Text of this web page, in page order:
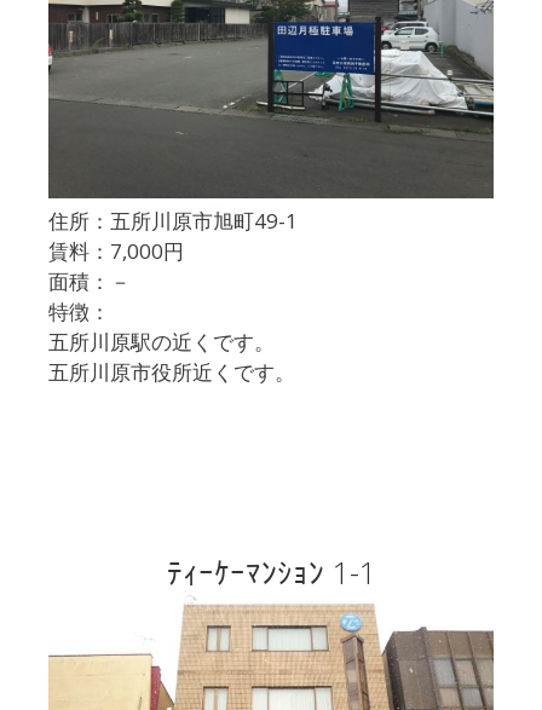
住所：五所川原市旭町49-1
賃料：7,000円
面積：－
特徴：
五所川原駅の近くです。
五所川原市役所近くです。
ﾃｨｰｹｰﾏﾝｼｮﾝ 1-1